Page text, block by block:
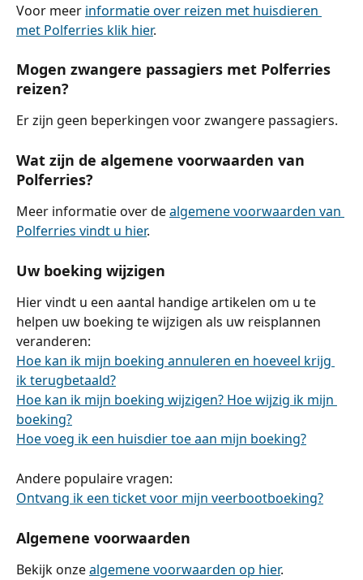
Voor meer informatie over reizen met huisdieren
met Polferries klik hier.
Mogen zwangere passagiers met Polferries
reizen?
Er zijn geen beperkingen voor zwangere passagiers.
Wat zijn de algemene voorwaarden van
Polferries?
Meer informatie over de algemene voorwaarden van
Polferries vindt u hier.
Uw boeking wijzigen
Hier vindt u een aantal handige artikelen om u te
helpen uw boeking te wijzigen als uw reisplannen
veranderen:
Hoe kan ik mijn boeking annuleren en hoeveel krijg
ik terugbetaald?
Hoe kan ik mijn boeking wijzigen? Hoe wijzig ik mijn
boeking?
Hoe voeg ik een huisdier toe aan mijn boeking?
Andere populaire vragen:
Ontvang ik een ticket voor mijn veerbootboeking?
Algemene voorwaarden
Bekijk onze algemene voorwaarden op hier.